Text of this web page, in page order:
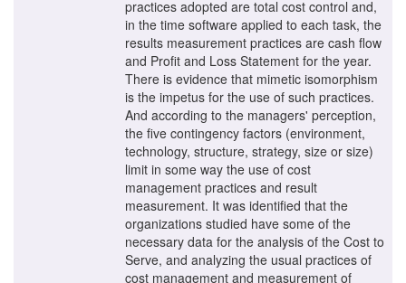
practices adopted are total cost control and,
in the time software applied to each task, the
results measurement practices are cash flow
and Profit and Loss Statement for the year.
There is evidence that mimetic isomorphism
is the impetus for the use of such practices.
And according to the managers' perception,
the five contingency factors (environment,
technology, structure, strategy, size or size)
limit in some way the use of cost
management practices and result
measurement. It was identified that the
organizations studied have some of the
necessary data for the analysis of the Cost to
Serve, and analyzing the usual practices of
cost management and measurement of